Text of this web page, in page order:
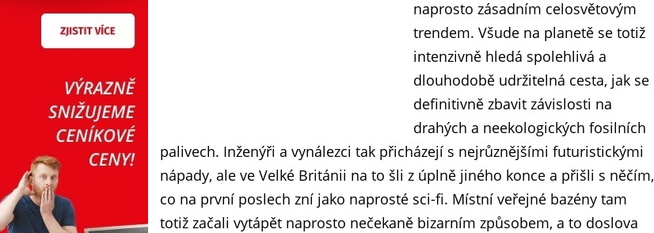
naprosto zásadním celosvětovým
trendem. Všude na planetě se totiž
intenzivně hledá spolehlivá a
dlouhodobě udržitelná cesta, jak se
definitivně zbavit závislosti na
drahých a neekologických fosilních
palivech. Inženýři a vynálezci tak přicházejí s nejrůznějšími futuristickými
nápady, ale ve Velké Británii na to šli z úplně jiného konce a přišli s něčím,
co na první poslech zní jako naprosté sci-fi. Místní veřejné bazény tam
totiž začali vytápět naprosto nečekaně bizarním způsobem, a to doslova